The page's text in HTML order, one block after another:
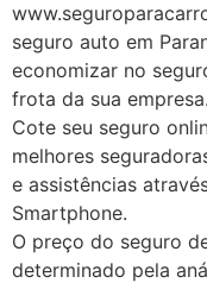
seguro auto em
economizar no
frota da sua empresa.
Cote seu seguro
melhores
e assistências
Smartphone.
O preço do seguro
determinado pela